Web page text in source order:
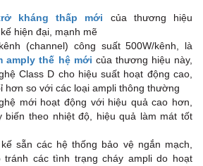
kháng thấp mới của thương hiệu
hiện đại, mạnh mẽ
(channel) công suất 500W/kênh, là
amply thế hệ mới của thương hiệu này,
Class D cho hiệu suất hoạt động cao,
hơn so với các loại ampli thông thường
mới hoạt động với hiệu quả cao hơn,
biến theo nhiệt độ, hiệu quả làm mát tốt
sẵn các hệ thống bảo vệ ngắn mạch,
tránh các tình trạng cháy ampli do hoạt